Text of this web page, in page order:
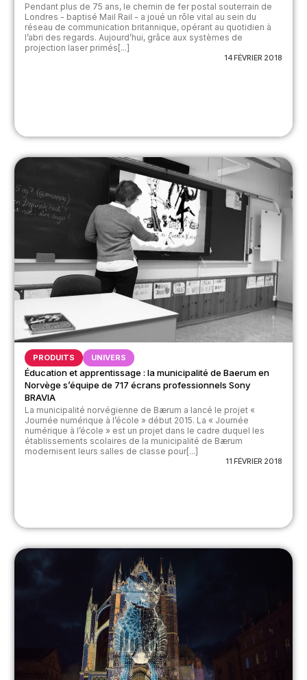
Pendant plus de 75 ans, le chemin de fer postal souterrain de
Londres - baptisé Mail Rail - a joué un rôle vital au sein du
réseau de communication britannique, opérant au quotidien à
l’abri des regards. Aujourd’hui, grâce aux systèmes de
projection laser primés[...]
14 FÉVRIER 2018
PRODUITS UNIVERS
Éducation et apprentissage : la municipalité de Baerum en
Norvège s’équipe de 717 écrans professionnels Sony
BRAVIA
La municipalité norvégienne de Bærum a lancé le projet «
Journée numérique à l’école » début 2015. La « Journée
numérique à l’école » est un projet dans le cadre duquel les
établissements scolaires de la municipalité de Bærum
modernisent leurs salles de classe pour[...]
11 FÉVRIER 2018